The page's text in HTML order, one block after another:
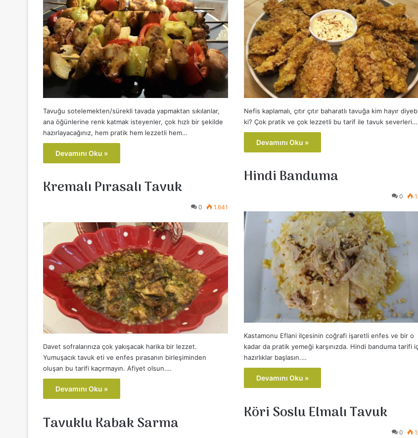
Tavuğu sotelemekten/sürekli tavada yapmaktan sıkılanlar,
ana öğünlerine renk katmak isteyenler, çok hızlı bir şekilde
hazırlayacağınız, hem pratik hem lezzetli hem…
Devamını Oku »
Nefis kaplamalı, çıtır çıtır baharatlı tavuğa kim hayır
ki? Çok pratik ve çok lezzetli bu tarif ile tavuk severleri…
Devamını Oku »
Hindi Banduma
0
Kastamonu Eflani ilçesinin coğrafi işaretli enfes ve bir o
kadar da pratik yemeği karşınızda. Hindi banduma tarifi
hazırlıklar başlasın.…
Devamını Oku »
Kremalı Pırasalı Tavuk
0 1.641
Davet sofralarınıza çok yakışacak harika bir lezzet.
Yumuşacık tavuk eti ve enfes pırasanın birleşiminden
oluşan bu tarifi kaçırmayın. Afiyet olsun.…
Devamını Oku »
Köri Soslu Elmalı Tavuk
0
Tavuklu Kabak Sarma